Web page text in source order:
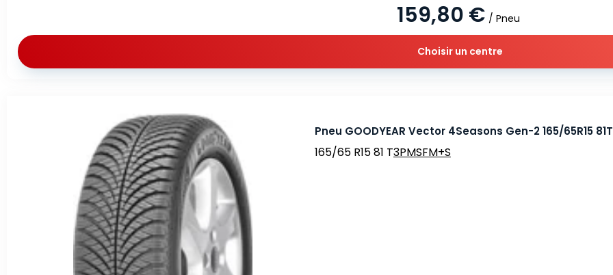
159,80 € / Pneu
Choisir un centre
Pneu GOODYEAR Vector 4Seasons Gen-2 165/65R15 81T
165/65 R15 81 T3PMSFM+S